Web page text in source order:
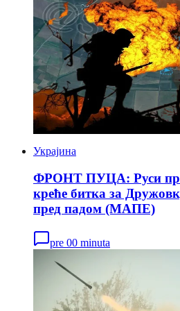
Украјина
ФРОНТ ПУЦА: Руси
креће битка за
пред падом (МАПЕ)
pre 00 minuta